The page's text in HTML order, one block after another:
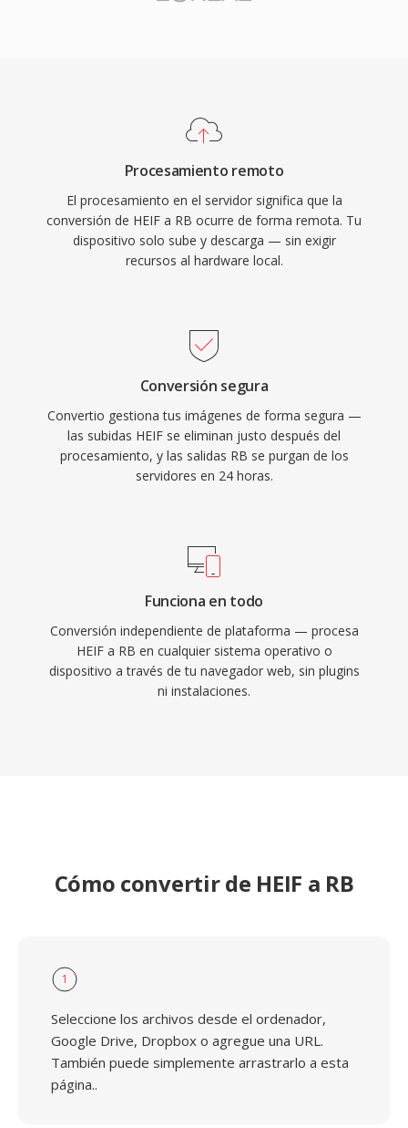
Procesamiento remoto
El procesamiento en el servidor significa que la
conversión de HEIF a RB ocurre de forma remota. Tu
dispositivo solo sube y descarga — sin exigir
recursos al hardware local.
Conversión segura
Convertio gestiona tus imágenes de forma segura —
las subidas HEIF se eliminan justo después del
procesamiento, y las salidas RB se purgan de los
servidores en 24 horas.
Funciona en todo
Conversión independiente de plataforma — procesa
HEIF a RB en cualquier sistema operativo o
dispositivo a través de tu navegador web, sin plugins
ni instalaciones.
Cómo convertir de HEIF a RB
1
Seleccione los archivos desde el ordenador,
Google Drive, Dropbox o agregue una URL.
También puede simplemente arrastrarlo a esta
página..